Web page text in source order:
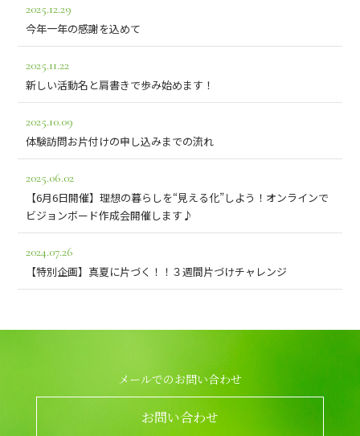
2025.12.29
今年一年の感謝を込めて
2025.11.22
新しい活動名と肩書きで歩み始めます！
2025.10.09
体験訪問お片付けの申し込みまでの流れ
2025.06.02
【6月6日開催】理想の暮らしを“見える化”しよう！オンラインで
ビジョンボード作成会開催します♪
2024.07.26
【特別企画】真夏に片づく！！３週間片づけチャレンジ
メールでのお問い合わせ
お問い合わせ